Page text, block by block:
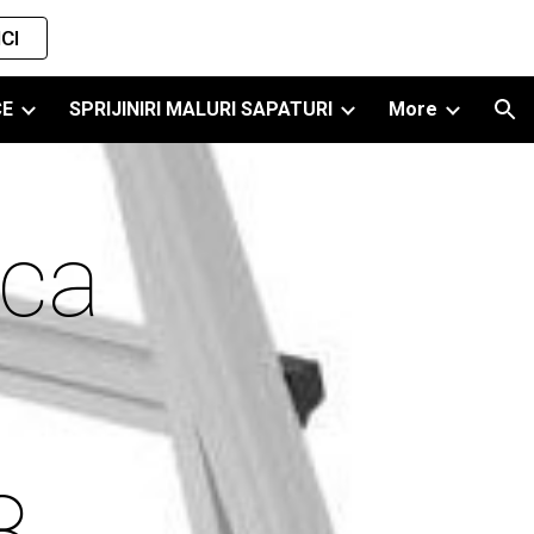
SPRIJINIRI MALURI SAPATURI More